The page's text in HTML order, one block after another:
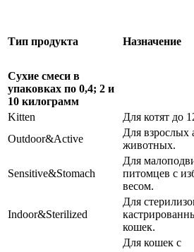
Тип продукта Назначение
Сухие смеси в
упаковках по 0,4; 2 и
10 килограмм
Kitten
Для котят до
Outdoor&Active
Для взрослых
животных.
Sensitive&Stomach
Для
питомцев с
весом.
Indoor&Sterilized
Для
кошек.
Для кошек с